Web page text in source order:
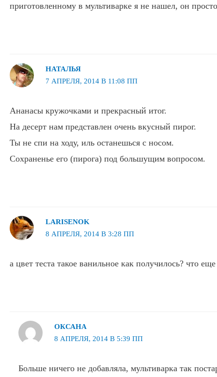
приготовленному в мультиварке я не нашел, он
НАТАЛЬЯ
7 АПРЕЛЯ, 2014 В 11:08 ПП
Ананасы кружочками и прекрасный итог.
На десерт нам представлен очень вкусный пирог.
Ты не спи на ходу, иль останешься с носом.
Сохраненье его (пирога) под большущим вопросом.
LARISENOK
8 АПРЕЛЯ, 2014 В 3:28 ПП
а цвет теста такое ванильное как получилось? что
ОКСАНА
8 АПРЕЛЯ, 2014 В 5:39 ПП
Больше ничего не добавляла, мультиварка так